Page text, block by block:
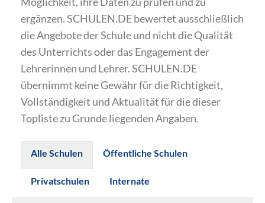
ergänzen. SCHULEN.DE bewertet ausschließlich
die Angebote der Schule und nicht die Qualität
des Unterrichts oder das Engagement der
Lehrerinnen und Lehrer. SCHULEN.DE
übernimmt keine Gewähr für die Richtigkeit,
Vollständigkeit und Aktualität für die dieser
Topliste zu Grunde liegenden Angaben.
Alle Schulen Öffentliche Schulen
Privatschulen Internate